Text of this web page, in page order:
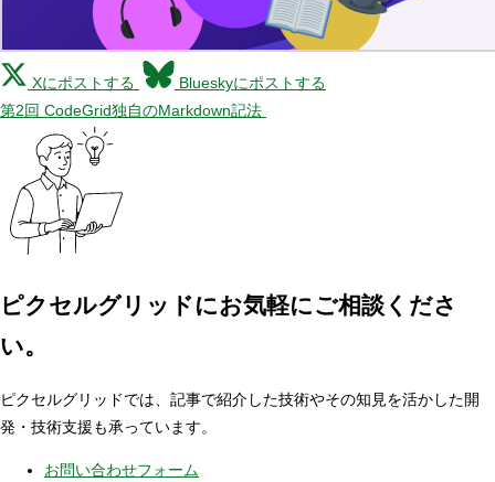
Xにポストする
Blueskyにポストする
第2回 CodeGrid独自のMarkdown記法
ピクセルグリッドにお気軽にご相談くださ
い。
ピクセルグリッドでは、記事で紹介した技術やその知見を活かした開
発・技術支援も承っています。
お問い合わせフォーム